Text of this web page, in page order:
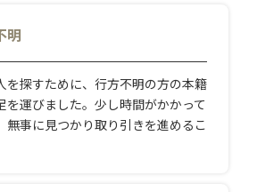
明
を探すために、行方不明の方の本籍
を運びました。少し時間がかかって
無事に見つかり取り引きを進めるこ